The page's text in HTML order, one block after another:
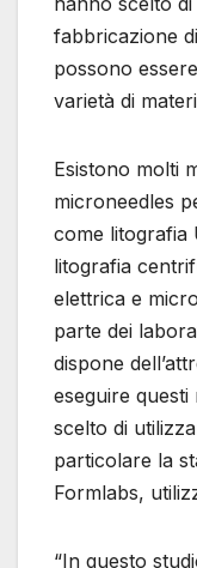
fabbricazione
possono
varietà di
Esistono molti
microneedles
come litografia
litografia
elettrica e
parte dei
dispone
eseguire
scelto di
particolare la
Formlabs,
“In questo